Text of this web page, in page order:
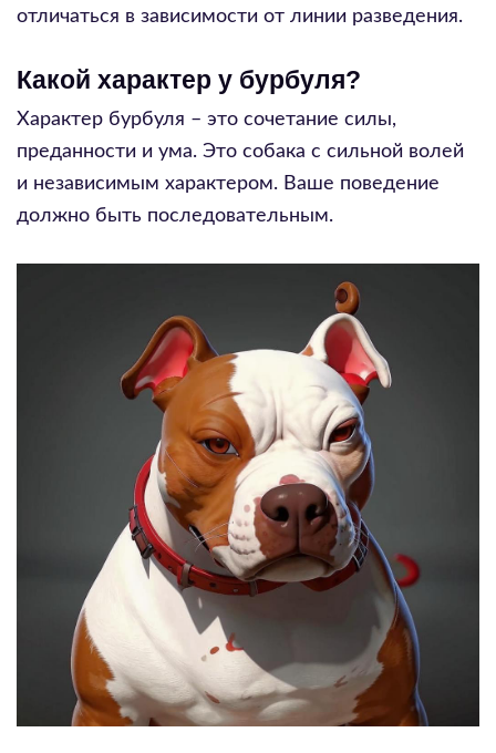
отличаться в зависимости от линии разведения.
Какой характер у бурбуля?
Характер бурбуля – это сочетание силы,
преданности и ума. Это собака с сильной волей
и независимым характером. Ваше поведение
должно быть последовательным.